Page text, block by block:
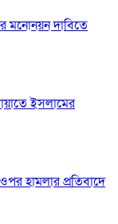
মনোনয়ন দাবিতে
ইসলামের
হামলার প্রতিবাদে